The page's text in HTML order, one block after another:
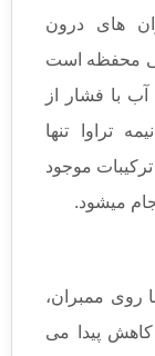
های درون
محفظه است
با فشار از
تراوا تنها
موجود
میشود.
روی ممبران،
پیدا می